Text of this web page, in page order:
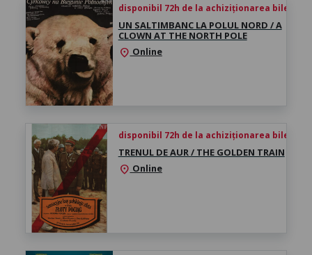
disponibil 72h de la achiziționarea biletului
UN SALTIMBANC LA POLUL NORD / A
CLOWN AT THE NORTH POLE
location_on Online
disponibil 72h de la achiziționarea biletului
TRENUL DE AUR / THE GOLDEN TRAIN
location_on Online